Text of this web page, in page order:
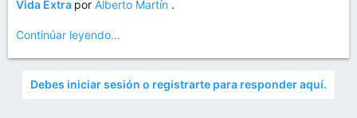
Vida Extra por Alberto Martín .
Continúar leyendo...
Debes iniciar sesión o registrarte para responder aquí.